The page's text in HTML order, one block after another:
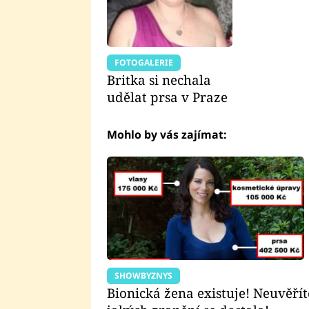
FOTOGALERIE
Britka si nechala
udělat prsa v Praze
Mohlo by vás zajímat:
SHOWBYZNYS
Bionická žena existuje!